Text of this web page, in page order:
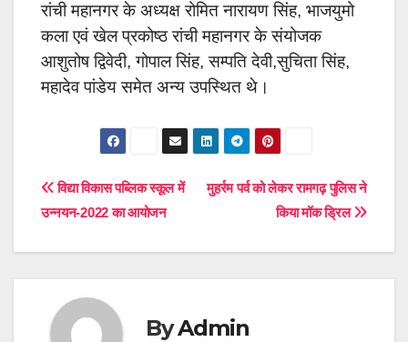
रांची महानगर के अध्यक्ष रोमित नारायण सिंह, भाजयुमो
कला एवं खेल प्रकोष्ठ रांची महानगर के संयोजक
आशुतोष द्विवेदी, गोपाल सिंह, सम्पति देवी,सुचिता सिंह,
महादेव पांडेय समेत अन्य उपस्थित थे।
Post
मुहर्रम पर्व को लेकर रामगढ़ पुलिस ने
किया मॉक ड्रिल
विद्या विकास पब्लिक स्कूल में
उन्नयन-2022 का आयोजन
ByAdmin